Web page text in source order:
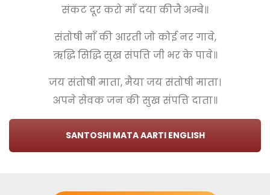
संकट दूर करो माँ दया कीजै अम्बे॥
संतोषी माँ की आरती जो कोई नर गावे,
ऋद्धि सिद्धि सुख संपत्ति जी भर के पावे॥
जय संतोषी माता, मैया जय संतोषी माता।
अपने सेवक जन की सुख संपत्ति दाता॥
SANTOSHI MATA AARTI ENGLISH